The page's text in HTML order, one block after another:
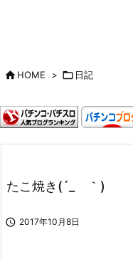
HOME >  日記
たこ焼き(´_ゝ｀)
 2017年10月8日